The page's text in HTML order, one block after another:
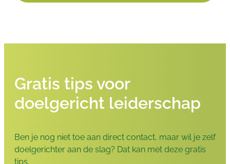
Gratis tips voor
doelgericht leiderschap
Ben je nog niet toe aan direct contact, maar wil je zelf
doelgerichter aan de slag? Dat kan met deze gratis
tips.